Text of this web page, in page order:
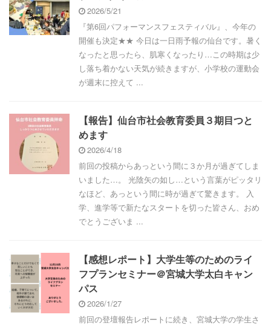
2026/5/21
『第6回パフォーマンスフェスティバル』、今年の
開催も決定★★ 今日は一日雨予報の仙台です。暑く
なったと思ったら、肌寒くなったり…この時期は少
し落ち着かない天気が続きますが、小学校の運動会
が週末に控えて ...
【報告】仙台市社会教育委員３期目つと
めます
2026/4/18
前回の投稿からあっという間に３か月が過ぎてしま
いました…。 光陰矢の如し…という言葉がピッタリ
なほど、あっという間に時が過ぎて驚きます。 入
学、進学等で新たなスタートを切った皆さん、おめ
でとうございま ...
【感想レポート】大学生等のためのライ
フプランセミナー＠宮城大学太白キャン
パス
2026/1/27
前回の登壇報告レポートに続き、宮城大学の学生さ